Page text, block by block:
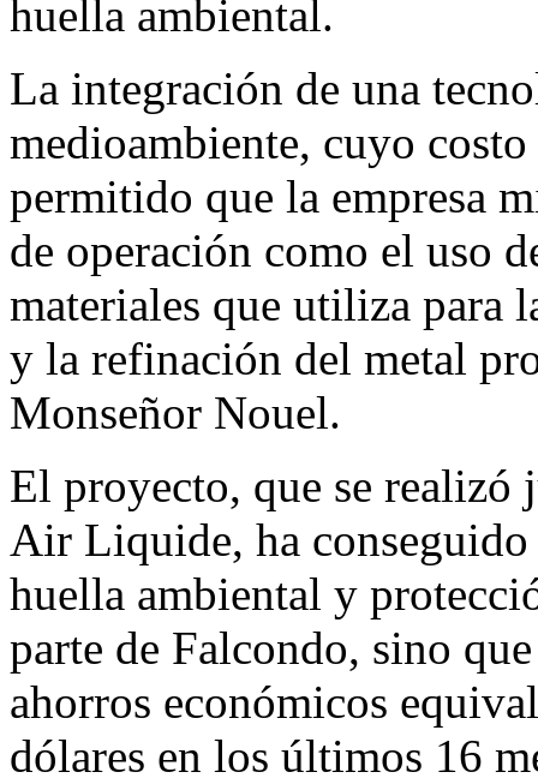
huella ambiental.
La integración de una
medioambiente, cuyo
permitido que la empresa
de operación como el uso
materiales que utiliza para
y la refinación del metal
Monseñor Nouel.
El proyecto, que se realizó
Air Liquide, ha
huella ambiental y
parte de Falcondo, sino
ahorros económicos
dólares en los últimos 16